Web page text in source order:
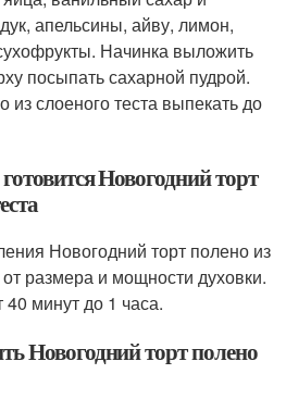
апельсины, айву, лимон,
Начинка выложить
посыпать сахарной пудрой.
из слоеного теста выпекать до
Новогодний торт
Новогодний торт полено из
от размера и мощности духовки.
минут до 1 часа.
Новогодний торт полено